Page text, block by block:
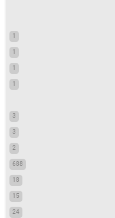
1
1
1
1
3
3
2
688
18
15
24